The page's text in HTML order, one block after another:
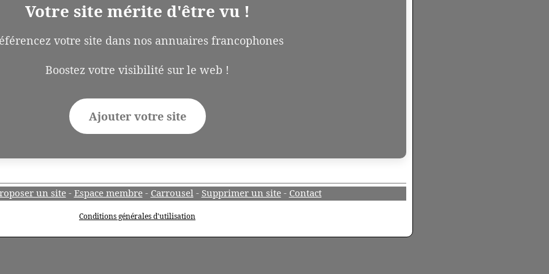
Votre site mérite d'être vu !
votre site dans nos annuaires francophones
Boostez votre visibilité sur le web !
Ajouter votre site
un site- Espace membre- Carrousel - Supprimer un site- Contact
Conditions générales d'utilisation